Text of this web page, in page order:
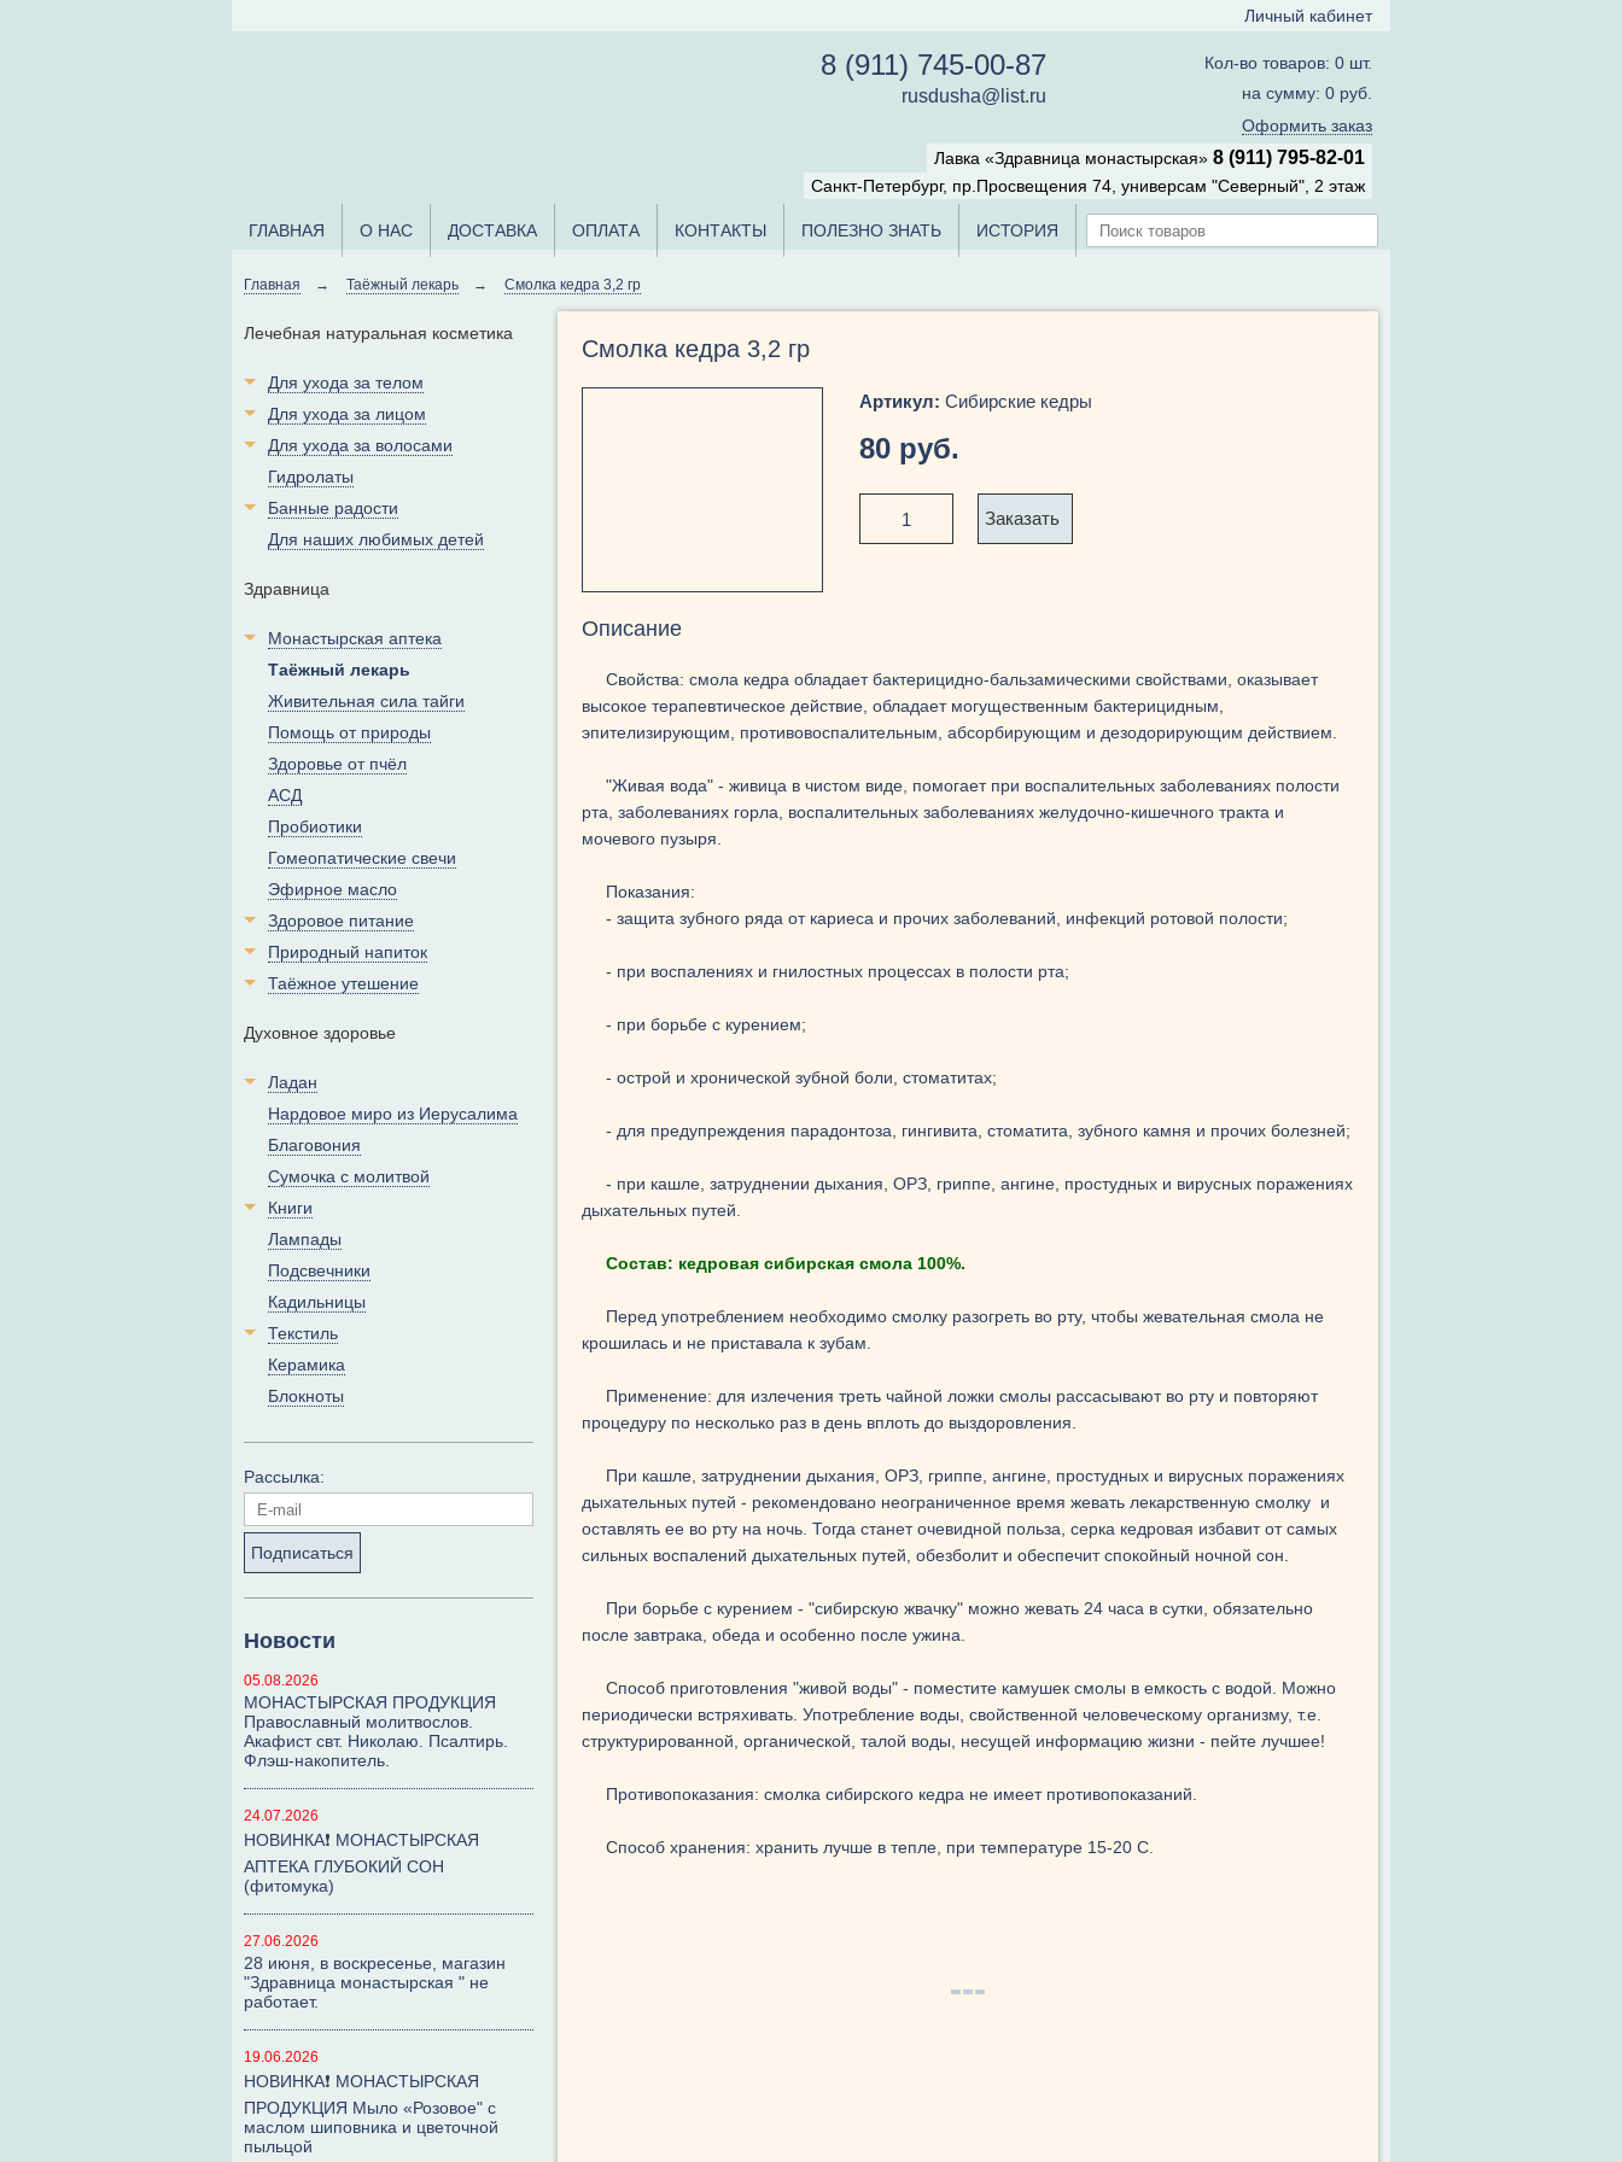
Личный кабинет
8 (911) 745-00-87
rusdusha@list.ru
Кол-во товаров: 0 шт.
на сумму: 0 руб.
Оформить заказ
Лавка «Здравница монастырская» 8 (911) 795-82-01
Санкт-Петербург, пр.Просвещения 74, универсам "Северный", 2 этаж
ГЛАВНАЯ О НАС ДОСТАВКА ОПЛАТА КОНТАКТЫ ПОЛЕЗНО ЗНАТЬ ИСТОРИЯ
Главная → Таёжный лекарь → Смолка кедра 3,2 гр
Лечебная натуральная косметика
Для ухода за телом
Для ухода за лицом
Для ухода за волосами
Гидролаты
Банные радости
Для наших любимых детей
Здравница
Монастырская аптека
Таёжный лекарь
Живительная сила тайги
Помощь от природы
Здоровье от пчёл
АСД
Пробиотики
Гомеопатические свечи
Эфирное масло
Здоровое питание
Природный напиток
Таёжное утешение
Духовное здоровье
Ладан
Нардовое миро из Иерусалима
Благовония
Сумочка с молитвой
Книги
Лампады
Подсвечники
Кадильницы
Текстиль
Керамика
Блокноты
Рассылка:
Подписаться
Новости
05.08.2026
МОНАСТЫРСКАЯ ПРОДУКЦИЯ
Православный молитвослов.
Акафист свт. Николаю. Псалтирь.
Флэш-накопитель.
24.07.2026
НОВИНКА❗ МОНАСТЫРСКАЯ
АПТЕКА ГЛУБОКИЙ СОН
(фитомука)
27.06.2026
28 июня, в воскресенье, магазин
"Здравница монастырская " не
работает.
19.06.2026
НОВИНКА❗ МОНАСТЫРСКАЯ
ПРОДУКЦИЯ Мыло «Розовое" с
маслом шиповника и цветочной
пыльцой
Смолка кедра 3,2 гр
Артикул: Сибирские кедры
80 руб.
1 Заказать
Описание
Свойства: смола кедра обладает бактерицидно-бальзамическими свойствами, оказывает
высокое терапевтическое действие, обладает могущественным бактерицидным,
эпителизирующим, противовоспалительным, абсорбирующим и дезодорирующим действием.
"Живая вода" - живица в чистом виде, помогает при воспалительных заболеваниях полости
рта, заболеваниях горла, воспалительных заболеваниях желудочно-кишечного тракта и
мочевого пузыря.
Показания:
- защита зубного ряда от кариеса и прочих заболеваний, инфекций ротовой полости;
- при воспалениях и гнилостных процессах в полости рта;
- при борьбе с курением;
- острой и хронической зубной боли, стоматитах;
- для предупреждения парадонтоза, гингивита, стоматита, зубного камня и прочих болезней;
- при кашле, затруднении дыхания, ОРЗ, гриппе, ангине, простудных и вирусных поражениях
дыхательных путей.
Состав: кедровая сибирская смола 100%.
Перед употреблением необходимо смолку разогреть во рту, чтобы жевательная смола не
крошилась и не приставала к зубам.
Применение: для излечения треть чайной ложки смолы рассасывают во рту и повторяют
процедуру по несколько раз в день вплоть до выздоровления.
При кашле, затруднении дыхания, ОРЗ, гриппе, ангине, простудных и вирусных поражениях
дыхательных путей - рекомендовано неограниченное время жевать лекарственную смолку и
оставлять ее во рту на ночь. Тогда станет очевидной польза, серка кедровая избавит от самых
сильных воспалений дыхательных путей, обезболит и обеспечит спокойный ночной сон.
При борьбе с курением - "сибирскую жвачку" можно жевать 24 часа в сутки, обязательно
после завтрака, обеда и особенно после ужина.
Способ приготовления "живой воды" - поместите камушек смолы в емкость с водой. Можно
периодически встряхивать. Употребление воды, свойственной человеческому организму, т.е.
структурированной, органической, талой воды, несущей информацию жизни - пейте лучшее!
Противопоказания: смолка сибирского кедра не имеет противопоказаний.
Способ хранения: хранить лучше в тепле, при температуре 15-20 С.